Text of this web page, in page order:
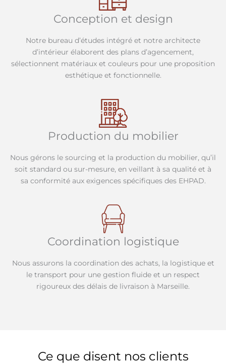
Conception et design
Notre bureau d’études intégré et notre architecte
d’intérieur élaborent des plans d’agencement,
sélectionnent matériaux et couleurs pour une proposition
esthétique et fonctionnelle.
Production du mobilier
Nous gérons le sourcing et la production du mobilier, qu’il
soit standard ou sur-mesure, en veillant à sa qualité et à
sa conformité aux exigences spécifiques des EHPAD.
Coordination logistique
Nous assurons la coordination des achats, la logistique et
le transport pour une gestion fluide et un respect
rigoureux des délais de livraison à Marseille.
Ce que disent nos clients